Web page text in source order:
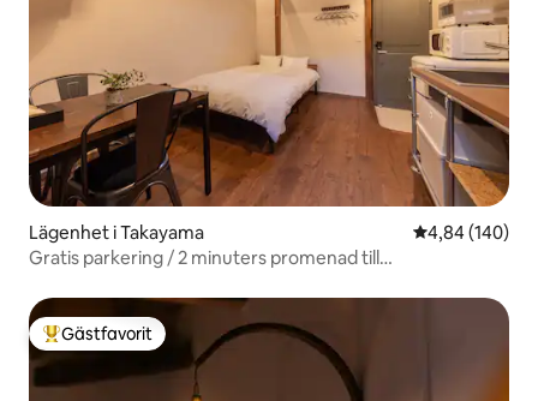
Lägenhet i Takayama 4,84 av 5 i
4,84 (140)
Gratis parkering / 2 minuters promenad till
personer
Populär gästfavorit
Gästfavorit